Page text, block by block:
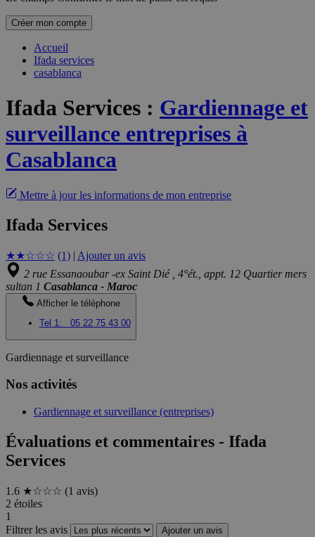
Créer mon compte
Accueil
Ifada services
casablanca
Ifada Services : Gardiennage et
surveillance entreprises à
Casablanca
Mettre à jour les informations de mon entreprise
Ifada Services
★★☆☆☆ (1) | Ajouter un avis
2 rue Essanaoubar -ex Saint Dié , 4°ét., appt. 12 Quartier mers
sultan 1 Casablanca - Maroc
Afficher le téléphone
Tel 1:
05 22 75 43 00
Gardiennage et surveillance
Nos activités
Gardiennage et surveillance (entreprises)
Évaluations et commentaires - Ifada
Services
1.6 ★☆☆☆ (1 avis)
2 étoiles
1
Filtrer les avis
Ajouter un avis